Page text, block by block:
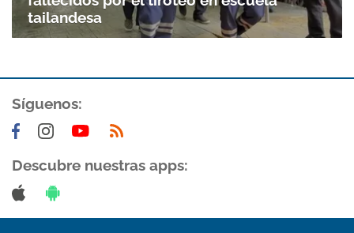
tailandesa
Síguenos:
Descubre nuestras apps: